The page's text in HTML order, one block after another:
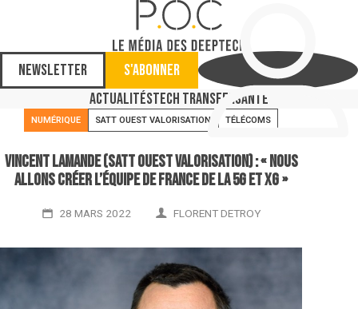
Newsletter
S'abonner
ActualitésTech TransferSanté
NUMÉRIQUE SATT OUEST VALORISATION TÉLÉCOMS
Vincent Lamande (Satt Ouest Valorisation) : « nous
allons créer l’équipe de France de la 5G et xG »
28 MARS 2022 FLORENT DETROY